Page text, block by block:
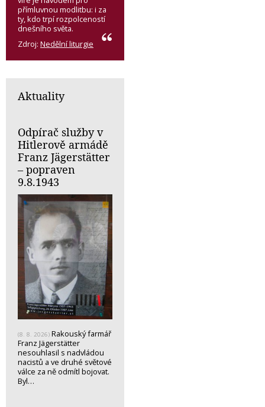
přímluvnou modlitbu: i za
ty, kdo trpí rozpolceností
dnešního světa.
Zdroj: Nedělní liturgie
Aktuality
Odpírač služby v
Hitlerově armádě
Franz Jägerstätter
– popraven
9.8.1943
(8. 8. 2026) Rakouský farmář
Franz Jägerstätter
nesouhlasil s nadvládou
nacistů a ve druhé světové
válce za ně odmítl bojovat.
Byl…